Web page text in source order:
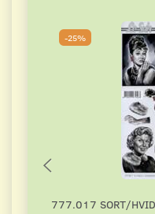
-25%
777.017 SORT/